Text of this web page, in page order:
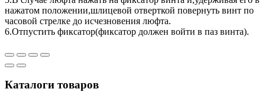
нажатом положении,шлицевой отверткой повернуть винт по
часовой стрелке до исчезновения люфта.
6.Отпустить фиксатор(фиксатор должен войти в паз винта).
Каталоги товаров